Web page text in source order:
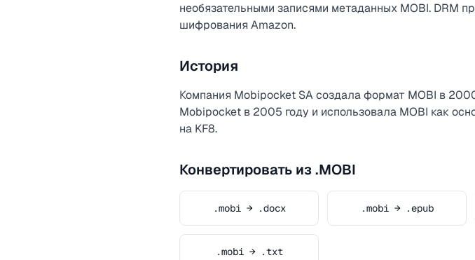
необязательными записями метаданных MOBI. DRM
шифрования Amazon.
История
Компания Mobipocket SA создала формат MOBI в
Mobipocket в 2005 году и использовала MOBI как
на KF8.
Конвертировать из .MOBI
.mobi → .docx .mobi → .epub
.mobi → .txt